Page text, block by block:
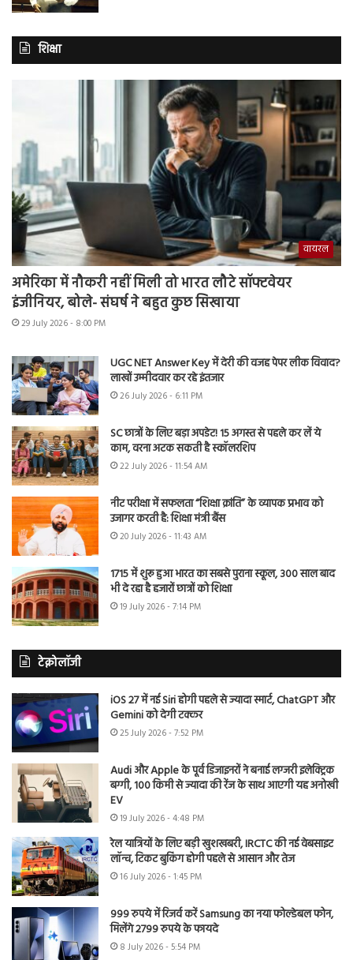
शिक्षा
वायरल
अमेरिका में नौकरी नहीं मिली तो भारत लौटे सॉफ्टवेयर
इंजीनियर, बोले- संघर्ष ने बहुत कुछ सिखाया
29 July 2026 - 8:00 PM
UGC NET Answer Key में देरी की वजह पेपर लीक विवाद?
लाखों उम्मीदवार कर रहे इंतजार
26 July 2026 - 6:11 PM
SC छात्रों के लिए बड़ा अपडेट! 15 अगस्त से पहले कर लें ये
काम, वरना अटक सकती है स्कॉलरशिप
22 July 2026 - 11:54 AM
नीट परीक्षा में सफलता “शिक्षा क्रांति” के व्यापक प्रभाव को
उजागर करती है: शिक्षा मंत्री बैंस
20 July 2026 - 11:43 AM
1715 में शुरू हुआ भारत का सबसे पुराना स्कूल, 300 साल बाद
भी दे रहा है हजारों छात्रों को शिक्षा
19 July 2026 - 7:14 PM
टेक्नोलॉजी
iOS 27 में नई Siri होगी पहले से ज्यादा स्मार्ट, ChatGPT और
Gemini को देगी टक्कर
25 July 2026 - 7:52 PM
Audi और Apple के पूर्व डिजाइनरों ने बनाई लग्जरी इलेक्ट्रिक
बग्गी, 100 किमी से ज्यादा की रेंज के साथ आएगी यह अनोखी
EV
19 July 2026 - 4:48 PM
रेल यात्रियों के लिए बड़ी खुशखबरी, IRCTC की नई वेबसाइट
लॉन्च, टिकट बुकिंग होगी पहले से आसान और तेज
16 July 2026 - 1:45 PM
999 रुपये में रिजर्व करें Samsung का नया फोल्डेबल फोन,
मिलेंगे 2799 रुपये के फायदे
8 July 2026 - 5:54 PM